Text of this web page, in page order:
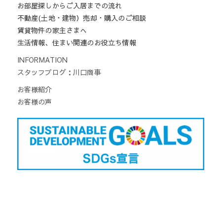
お部屋探しからご入居までの流れ
不動産(土地・建物）売却・購入のご相談
賃貸物件の家主さまへ
生活情報、住まい関連のお役立ち情報
INFORMATION
スタッフブログ：川口商事
お客様紹介
お客様の声